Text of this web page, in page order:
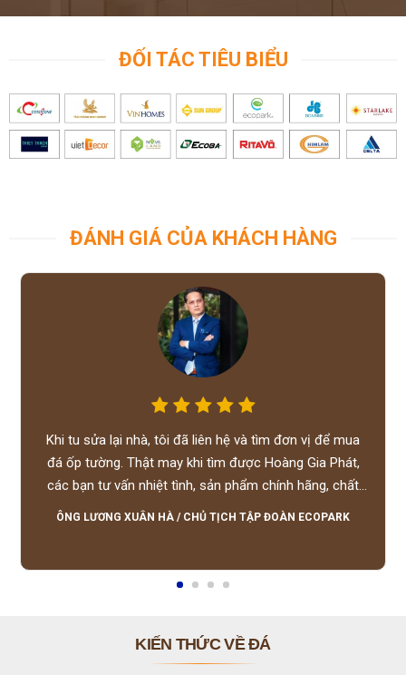
ĐỐI TÁC TIÊU BIỂU
ĐÁNH GIÁ CỦA KHÁCH HÀNG
Khi tu sửa lại nhà, tôi đã liên hệ và tìm đơn vị để mua
đá ốp tường. Thật may khi tìm được Hoàng Gia Phát,
các bạn tư vấn nhiệt tình, sản phẩm chính hãng, chất
lượng tốt, giá hợp lý, hỗ trợ tận tình.
ÔNG LƯƠNG XUÂN HÀ / CHỦ TỊCH TẬP ĐOÀN ECOPARK
KIẾN THỨC VỀ ĐÁ